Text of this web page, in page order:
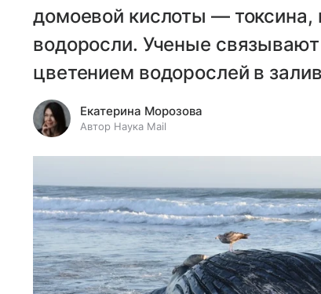
домоевой кислоты —
водоросли. Ученые
цветением водорослей в
Екатерина Морозова
Автор Наука Mail